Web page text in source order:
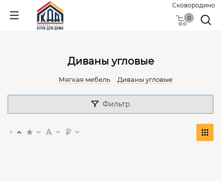
Сковородино
0
Диваны угловые
Мягкая мебель Диваны угловые
Фильтр